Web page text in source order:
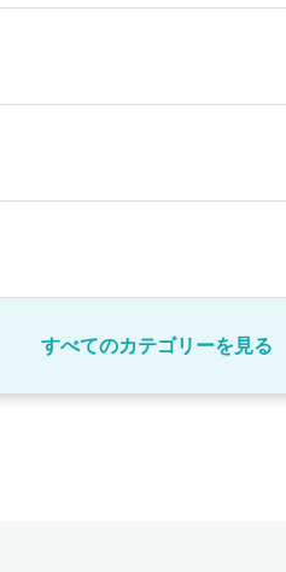
すべてのカテゴリーを見る